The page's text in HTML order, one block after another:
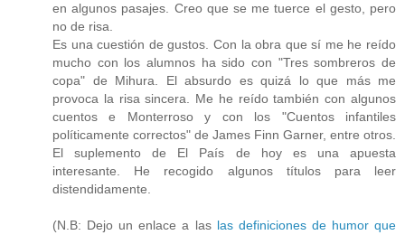
en algunos pasajes. Creo que se me tuerce el gesto, pero
no de risa.
Es una cuestión de gustos. Con la obra que sí me he reído
mucho con los alumnos ha sido con "Tres sombreros de
copa" de Mihura. El absurdo es quizá lo que más me
provoca la risa sincera. Me he reído también con algunos
cuentos e Monterroso y con los "Cuentos infantiles
políticamente correctos" de James Finn Garner, entre otros.
El suplemento de El País de hoy es una apuesta
interesante. He recogido algunos títulos para leer
distendidamente.
(N.B: Dejo un enlace a las las definiciones de humor que